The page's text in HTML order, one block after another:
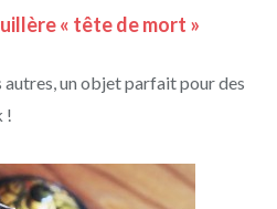
« tête de mort »
autres, un objet parfait pour des
!